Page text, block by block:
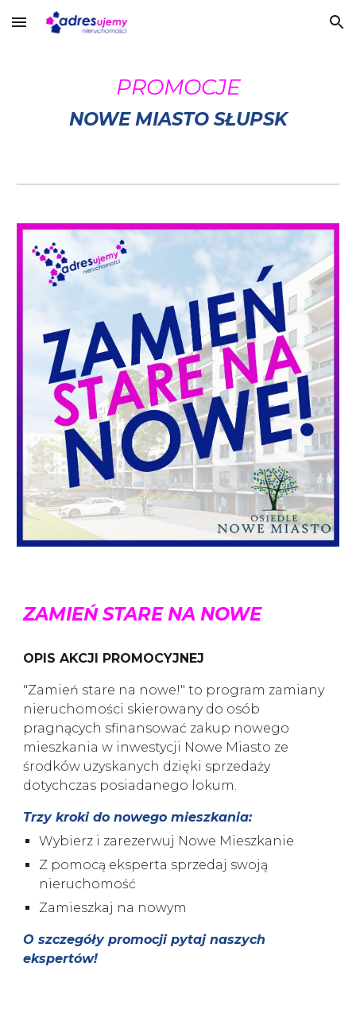
Skip to main content Skip to navigation
PROMOCJE
NOWE MIASTO SŁUPSK
ZAMIEŃ STARE NA NOWE
OPIS AKCJI PROMOCYJNEJ
"Zamień stare na nowe!" to program zamiany
nieruchomości skierowany do osób
pragnących sfinansować zakup nowego
mieszkania w inwestycji Nowe Miasto ze
środków uzyskanych dzięki sprzedaży
dotychczas posiadanego lokum.
Trzy kroki do nowego mieszkania:
Wybierz i zarezerwuj Nowe Mieszkanie
Z pomocą eksperta sprzedaj swoją
nieruchomość
Zamieszkaj na nowym
O szczegóły promocji pytaj naszych
ekspertów!